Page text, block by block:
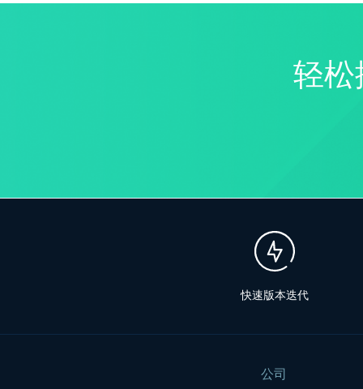
轻松
快速版本迭代
公司